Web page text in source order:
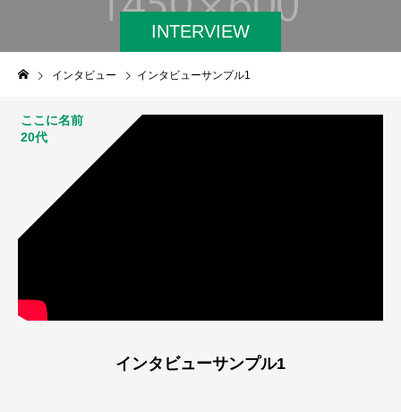
INTERVIEW
インタビュー インタビューサンプル1
ここに名前
20代
インタビューサンプル1